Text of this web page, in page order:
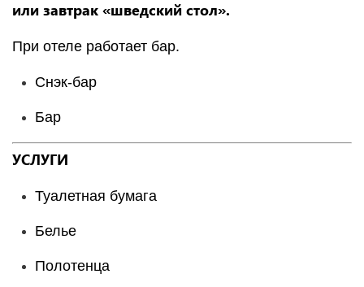
или завтрак «шведский стол».
При отеле работает бар.
Снэк-бар
Бар
УСЛУГИ
Туалетная бумага
Белье
Полотенца